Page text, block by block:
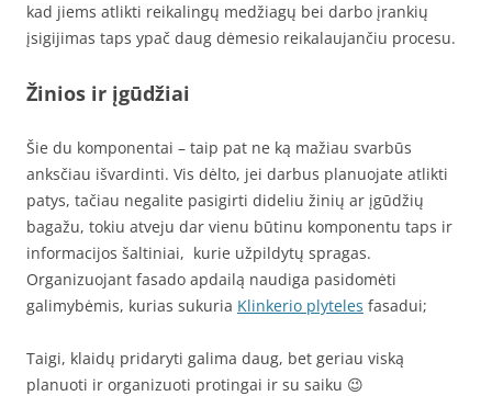
kad jiems atlikti reikalingų medžiagų bei darbo įrankių
įsigijimas taps ypač daug dėmesio reikalaujančiu procesu.
Žinios ir įgūdžiai
Šie du komponentai – taip pat ne ką mažiau svarbūs
anksčiau išvardinti. Vis dėlto, jei darbus planuojate atlikti
patys, tačiau negalite pasigirti dideliu žinių ar įgūdžių
bagažu, tokiu atveju dar vienu būtinu komponentu taps ir
informacijos šaltiniai, kurie užpildytų spragas.
Organizuojant fasado apdailą naudiga pasidomėti
galimybėmis, kurias sukuria Klinkerio plyteles fasadui;
Taigi, klaidų pridaryti galima daug, bet geriau viską
planuoti ir organizuoti protingai ir su saiku 😉